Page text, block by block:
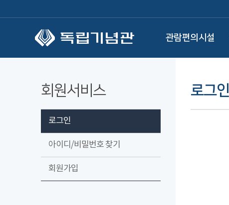
관람편의시설
회원서비스
로그인
아이디/비밀번호 찾기
회원가입
로그인